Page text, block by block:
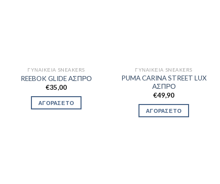
ΓΥΝΑΙΚΕΊΑ SNEAKERS
REEBOK GLIDE ΑΣΠΡΟ
€35,00
ΑΓΟΡΑΣΕ ΤΟ
ΓΥΝΑΙΚΕΊΑ SNEAKERS
PUMA CARINA STREET LUX
ΑΣΠΡΟ
€49,90
ΑΓΟΡΑΣΕ ΤΟ